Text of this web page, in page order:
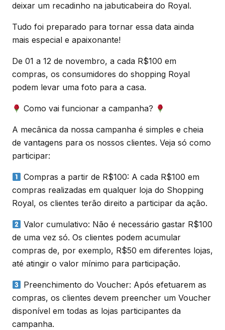
deixar um recadinho na jabuticabeira do Royal.
Tudo foi preparado para tornar essa data ainda
mais especial e apaixonante!
De 01 a 12 de novembro, a cada R$100 em
compras, os consumidores do shopping Royal
podem levar uma foto para a casa.
Como vai funcionar a campanha?
A mecânica da nossa campanha é simples e cheia
de vantagens para os nossos clientes. Veja só como
participar:
Compras a partir de R$100: A cada R$100 em
compras realizadas em qualquer loja do Shopping
Royal, os clientes terão direito a participar da ação.
Valor cumulativo: Não é necessário gastar R$100
de uma vez só. Os clientes podem acumular
compras de, por exemplo, R$50 em diferentes lojas,
até atingir o valor mínimo para participação.
Preenchimento do Voucher: Após efetuarem as
compras, os clientes devem preencher um Voucher
disponível em todas as lojas participantes da
campanha.